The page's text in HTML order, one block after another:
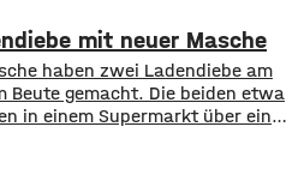
Landkreis Würzburg sowie
Kissingen und Schweinfurt.
entstehen viele
dem Wunsch
mit neuer Masche
haben zwei Ladendiebe am
Beute gemacht. Die beiden etwa
in einem Supermarkt über eine